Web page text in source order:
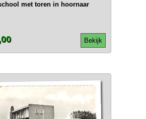
met toren in hoornaar
Bekijk